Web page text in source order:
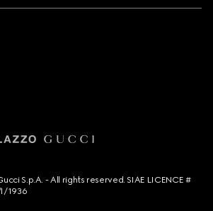
S.p.A. - All rights reserved. SIAE LICENCE #
1936